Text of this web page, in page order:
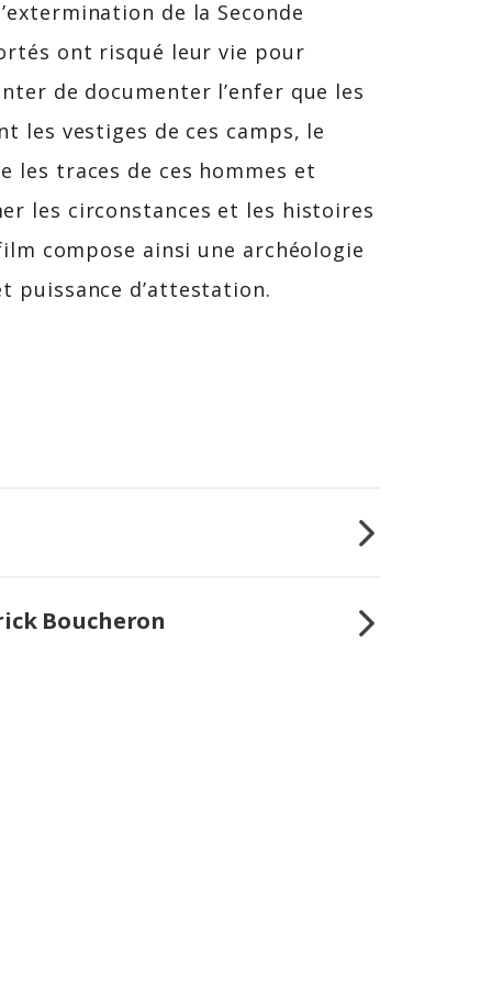
de la Seconde
ont risqué leur vie pour
de documenter l’enfer que les
les vestiges de ces camps, le
les traces de ces hommes et
les circonstances et les histoires
compose ainsi une archéologie
puissance d’attestation.
Boucheron